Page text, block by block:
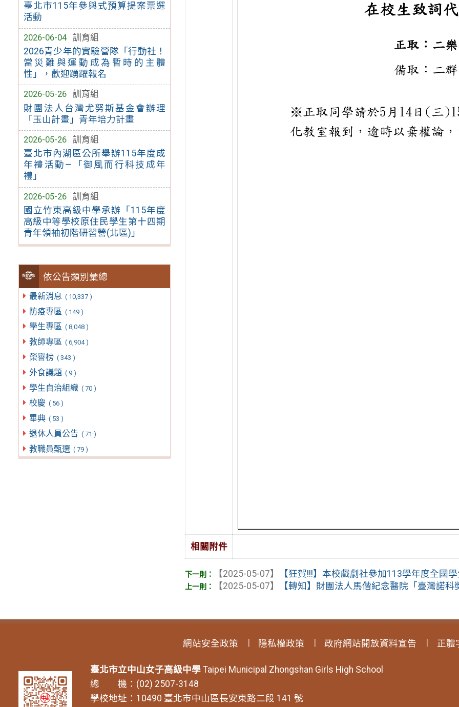
臺北市115年參與式預算提案票選
活動
2026-06-04
訓育組
2026青少年的實驗營隊「行動社！
當災難與運動成為暫時的主體
性」，歡迎踴躍報名
2026-05-26
訓育組
財團法人台灣尤努斯基金會辦理
「玉山計畫」青年培力計畫
2026-05-26
訓育組
臺北市內湖區公所舉辦115年度成
年禮活動—「御風而行科技成年
禮」
2026-05-26
訓育組
國立竹東高級中學承辦「115年度
高級中等學校原住民學生第十四期
青年領袖初階研習營(北區)」
依公告類別彙總
最新消息 ( 10,337 )
防疫專區 ( 149 )
學生專區 ( 8,048 )
教師專區 ( 6,904 )
榮譽榜 ( 343 )
外食議題 ( 9 )
學生自治組織 ( 70 )
校慶 ( 56 )
畢典 ( 53 )
退休人員公告 ( 71 )
教職員甄選 ( 79 )
相關附件
【2025-05-07】
【狂賀!!!】本校戲劇社參加113學年度全國
【2025-05-07】
【轉知】財團法人馬偕紀念醫院「臺灣諾
網站安全政策 隱私權政策 政府網站開放資料宣告 正體
臺北市立中山女子高級中學 Taipei Municipal Zhongshan Girls High School
總 機：(02) 2507-3148
學校地址：10490 臺北市中山區長安東路二段 141 號